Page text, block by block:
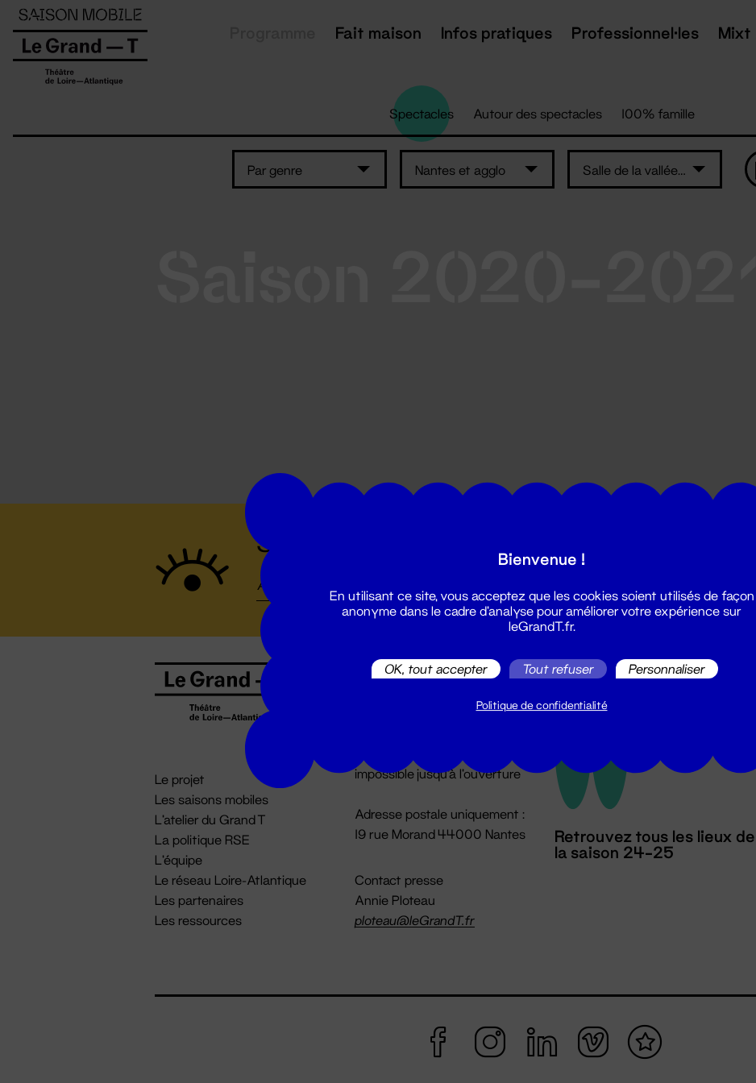
Fait maison Infos pratiques Professionnel·les Mixt
Spectacles Autour des spectacles 100% famille
Par genre Nantes et agglo Salle de la vallée de Tenu - Machecoul
Suivez toutes les actualités du Grand T :
Le projet
Les saisons mobiles
L'atelier du Grand T
La politique RSE
L'équipe
Le réseau Loire-Atlantique
Les partenaires
Les ressources
Billetterie
billetterie@leGrandT.fr
impossible jusqu'à l'ouverture
Adresse postale uniquement :
19 rue Morand 44000 Nantes
Contact presse
Annie Ploteau
ploteau@leGrandT.fr
Retrouvez tous les lieux de
la saison 24-25
Panneau de gestion des cookies
Bienvenue !
En utilisant ce site, vous acceptez que les cookies soient utilisés de façon
anonyme dans le cadre d'analyse pour améliorer votre expérience sur
leGrandT.fr.
OK, tout accepter Tout refuser Personnaliser
Politique de confidentialité